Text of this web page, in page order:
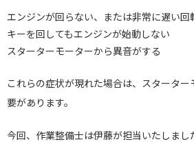
エンジンが回らない、または非常に遅い回
キーを回してもエンジンが始動しない
スターターモーターから異音がする
これらの症状が現れた場合は、スタータ
要があります。
今回、作業整備士は伊藤が担当いたしまし